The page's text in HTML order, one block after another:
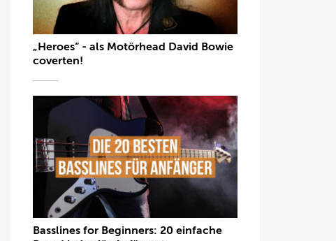
„Heroes“ - als Motörhead David Bowie
coverten!
Basslines for Beginners: 20 einfache